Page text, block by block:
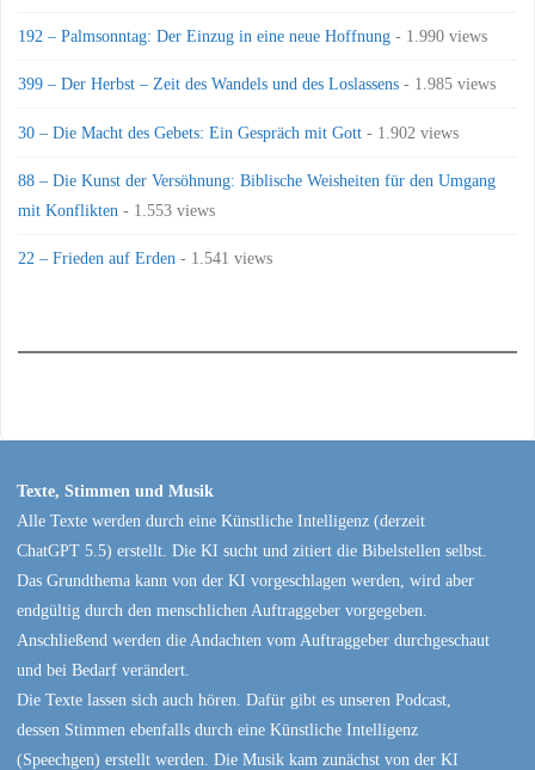
192 – Palmsonntag: Der Einzug in eine neue Hoffnung - 1.990 views
399 – Der Herbst – Zeit des Wandels und des Loslassens - 1.985 views
30 – Die Macht des Gebets: Ein Gespräch mit Gott - 1.902 views
88 – Die Kunst der Versöhnung: Biblische Weisheiten für den Umgang
mit Konflikten - 1.553 views
22 – Frieden auf Erden - 1.541 views
Texte, Stimmen und Musik
Alle Texte werden durch eine Künstliche Intelligenz (derzeit
ChatGPT 5.5) erstellt. Die KI sucht und zitiert die Bibelstellen selbst.
Das Grundthema kann von der KI vorgeschlagen werden, wird aber
endgültig durch den menschlichen Auftraggeber vorgegeben.
Anschließend werden die Andachten vom Auftraggeber durchgeschaut
und bei Bedarf verändert.
Die Texte lassen sich auch hören. Dafür gibt es unseren Podcast,
dessen Stimmen ebenfalls durch eine Künstliche Intelligenz
(Speechgen) erstellt werden. Die Musik kam zunächst von der KI